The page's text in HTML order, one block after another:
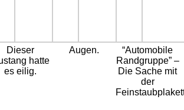
Dieser
hatte
es eilig.
Augen.
“Automobile
Randgruppe” –
Die Sache mit
der